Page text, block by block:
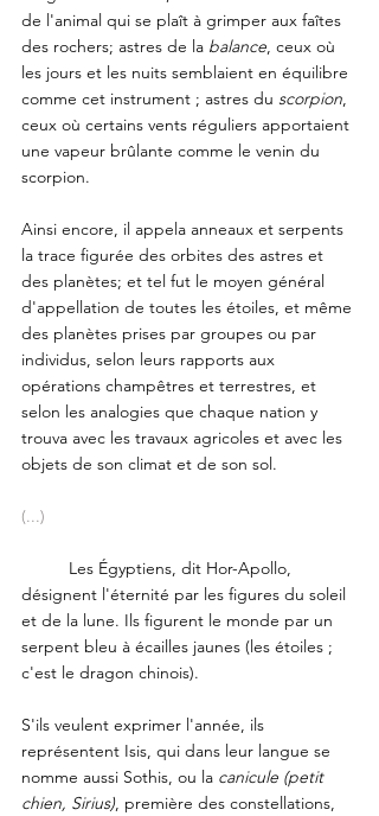
de l'animal qui se plaît à grimper aux faîtes
des rochers; astres de la balance, ceux où
les jours et les nuits semblaient en équilibre
comme cet instrument ; astres du scorpion,
ceux où certains vents réguliers apportaient
une vapeur brûlante comme le venin du
scorpion.
Ainsi encore, il appela anneaux et serpents
la trace figurée des orbites des astres et
des planètes; et tel fut le moyen général
d'appellation de toutes les étoiles, et même
des planètes prises par groupes ou par
individus, selon leurs rapports aux
opérations champêtres et terrestres, et
selon les analogies que chaque nation y
trouva avec les travaux agricoles et avec les
objets de son climat et de son sol.
(...)
désignent l'éternité par les figures du soleil
et de la lune. Ils figurent le monde par un
serpent bleu à écailles jaunes (les étoiles ;
c'est le dragon chinois).
S'ils veulent exprimer l'année, ils
représentent Isis, qui dans leur langue se
nomme aussi Sothis, ou la canicule (petit
chien, Sirius), première des constellations,